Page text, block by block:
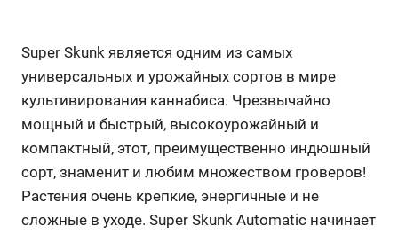
Super Skunk является одним из самых
универсальных и урожайных сортов в мире
культивирования каннабиса. Чрезвычайно
мощный и быстрый, высокоурожайный и
компактный, этот, преимущественно индюшный
сорт, знаменит и любим множеством гроверов!
Растения очень крепкие, энергичные и не
сложные в уходе. Super Skunk Automatic начинает